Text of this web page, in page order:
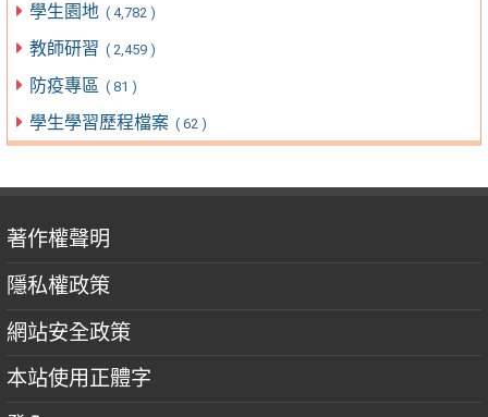
學生園地 ( 4,782 )
教師研習 ( 2,459 )
防疫專區 ( 81 )
學生學習歷程檔案 ( 62 )
著作權聲明
隱私權政策
網站安全政策
本站使用正體字